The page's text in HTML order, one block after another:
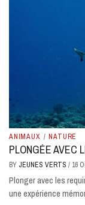
ANIMAUX / NATURE
PLONGÉE AVEC
BY JEUNES VERTS / 16
Plonger avec les
une expérience